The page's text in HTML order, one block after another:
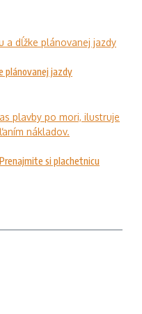
plánovanej jazdy
si plachetnicu